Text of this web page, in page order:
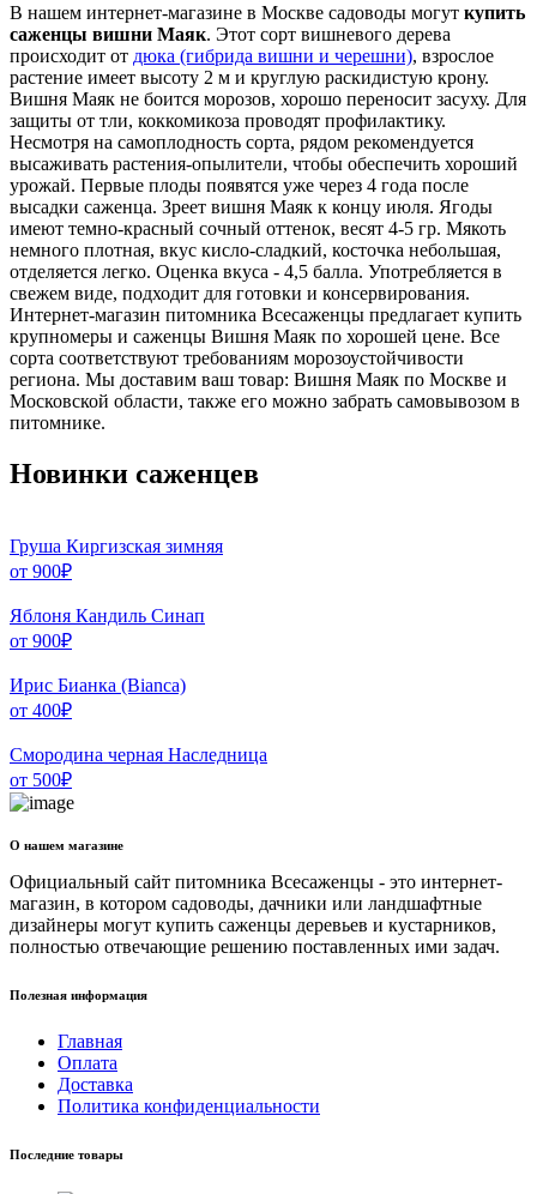
В нашем интернет-магазине в Москве садоводы могут купить
саженцы вишни Маяк. Этот сорт вишневого дерева
происходит от дюка (гибрида вишни и черешни), взрослое
растение имеет высоту 2 м и круглую раскидистую крону.
Вишня Маяк не боится морозов, хорошо переносит засуху. Для
защиты от тли, коккомикоза проводят профилактику.
Несмотря на самоплодность сорта, рядом рекомендуется
высаживать растения-опылители, чтобы обеспечить хороший
урожай. Первые плоды появятся уже через 4 года после
высадки саженца. Зреет вишня Маяк к концу июля. Ягоды
имеют темно-красный сочный оттенок, весят 4-5 гр. Мякоть
немного плотная, вкус кисло-сладкий, косточка небольшая,
отделяется легко. Оценка вкуса - 4,5 балла. Употребляется в
свежем виде, подходит для готовки и консервирования.
Интернет-магазин питомника Всесаженцы предлагает купить
крупномеры и саженцы Вишня Маяк по хорошей цене. Все
сорта соответствуют требованиям морозоустойчивости
региона. Мы доставим ваш товар: Вишня Маяк по Москве и
Московской области, также его можно забрать самовывозом в
питомнике.
Новинки саженцев
Груша Киргизская зимняя
от 900₽
Яблоня Кандиль Синап
от 900₽
Ирис Бианка (Bianca)
от 400₽
Смородина черная Наследница
от 500₽
О нашем магазине
Официальный сайт питомника Всесаженцы - это интернет-
магазин, в котором садоводы, дачники или ландшафтные
дизайнеры могут купить саженцы деревьев и кустарников,
полностью отвечающие решению поставленных ими задач.
Полезная информация
Главная
Оплата
Доставка
Политика конфиденциальности
Последние товары